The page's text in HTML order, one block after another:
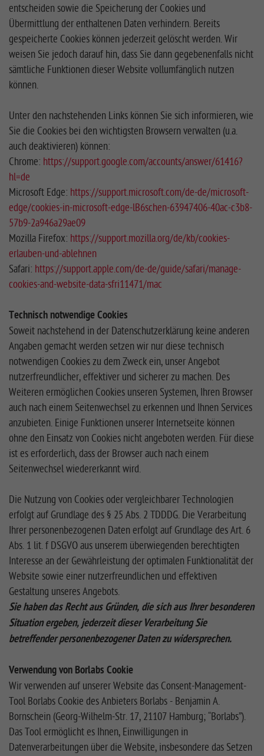
entscheiden sowie die Speicherung der Cookies und
Übermittlung der enthaltenen Daten verhindern. Bereits
gespeicherte Cookies können jederzeit gelöscht werden. Wir
weisen Sie jedoch darauf hin, dass Sie dann gegebenenfalls nicht
sämtliche Funktionen dieser Website vollumfänglich nutzen
können.
Unter den nachstehenden Links können Sie sich informieren, wie
Sie die Cookies bei den wichtigsten Browsern verwalten (u.a.
auch deaktivieren) können:
Chrome: https://support.google.com/accounts/answer/61416?
hl=de
Microsoft Edge: https://support.microsoft.com/de-de/microsoft-
edge/cookies-in-microsoft-edge-lB6schen-63947406-40ac-c3b8-
57b9-2a946a29ae09
Mozilla Firefox: https://support.mozilla.org/de/kb/cookies-
erlauben-und-ablehnen
Safari: https://support.apple.com/de-de/guide/safari/manage-
cookies-and-website-data-sfri11471/mac
Technisch notwendige Cookies
Soweit nachstehend in der Datenschutzerklärung keine anderen
Angaben gemacht werden setzen wir nur diese technisch
notwendigen Cookies zu dem Zweck ein, unser Angebot
nutzerfreundlicher, effektiver und sicherer zu machen. Des
Weiteren ermöglichen Cookies unseren Systemen, Ihren Browser
auch nach einem Seitenwechsel zu erkennen und Ihnen Services
anzubieten. Einige Funktionen unserer Internetseite können
ohne den Einsatz von Cookies nicht angeboten werden. Für diese
ist es erforderlich, dass der Browser auch nach einem
Seitenwechsel wiedererkannt wird.
Die Nutzung von Cookies oder vergleichbarer Technologien
erfolgt auf Grundlage des § 25 Abs. 2 TDDDG. Die Verarbeitung
Ihrer personenbezogenen Daten erfolgt auf Grundlage des Art. 6
Abs. 1 lit. f DSGVO aus unserem überwiegenden berechtigten
Interesse an der Gewährleistung der optimalen Funktionalität der
Website sowie einer nutzerfreundlichen und effektiven
Gestaltung unseres Angebots.
Sie haben das Recht aus Gründen, die sich aus Ihrer besonderen
Situation ergeben, jederzeit dieser Verarbeitung Sie
betreffender personenbezogener Daten zu widersprechen.
Verwendung von Borlabs Cookie
Wir verwenden auf unserer Website das Consent-Management-
Tool Borlabs Cookie des Anbieters Borlabs - Benjamin A.
Bornschein (Georg-Wilhelm-Str. 17, 21107 Hamburg; “Borlabs”).
Das Tool ermöglicht es Ihnen, Einwilligungen in
Datenverarbeitungen über die Website, insbesondere das Setzen